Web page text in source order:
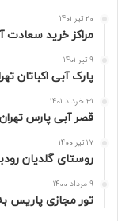
20 تیر 1401
مراکز خرید سعادت‌
9 تیر 1401
پارک آبی اکباتان
31 خرداد 1401
قصر آبی پارس تهران
17 تیر 1400
روستای گلدیان
9 مرداد 1400
تور مجازی پاریس به صورت 360